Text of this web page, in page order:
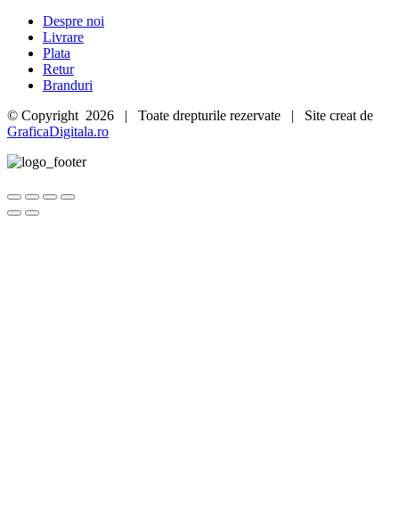
Despre noi
Livrare
Plata
Retur
Branduri
© Copyright 2026 | Toate drepturile rezervate | Site creat de
GraficaDigitala.ro